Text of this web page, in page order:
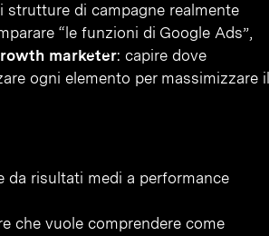
strutture di campagne realmente
“le funzioni di Google Ads”,
marketer: capire dove
ogni elemento per massimizzare il
da risultati medi a performance
che vuole comprendere come